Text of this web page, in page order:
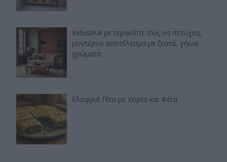
Industrial με τερακότα: πώς να πετύχεις
μοντέρνο αποτέλεσμα με ζεστά, γήινα
χρώματα
Ελαφριά Πίτα με Χόρτα και Φέτα